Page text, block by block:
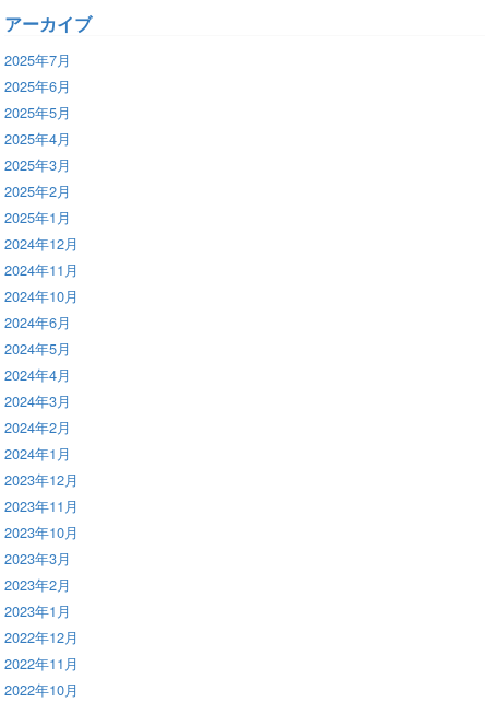
アーカイブ
2025年7月
2025年6月
2025年5月
2025年4月
2025年3月
2025年2月
2025年1月
2024年12月
2024年11月
2024年10月
2024年6月
2024年5月
2024年4月
2024年3月
2024年2月
2024年1月
2023年12月
2023年11月
2023年10月
2023年3月
2023年2月
2023年1月
2022年12月
2022年11月
2022年10月